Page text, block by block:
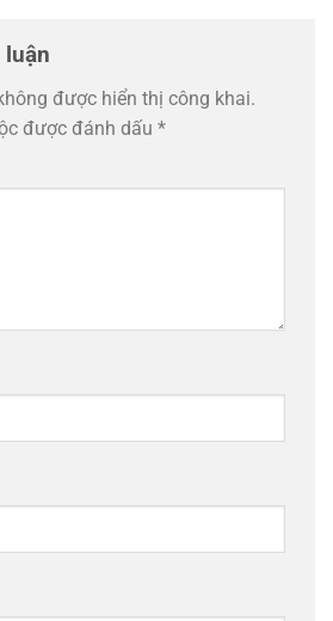
được hiển thị công khai.
được đánh dấu *